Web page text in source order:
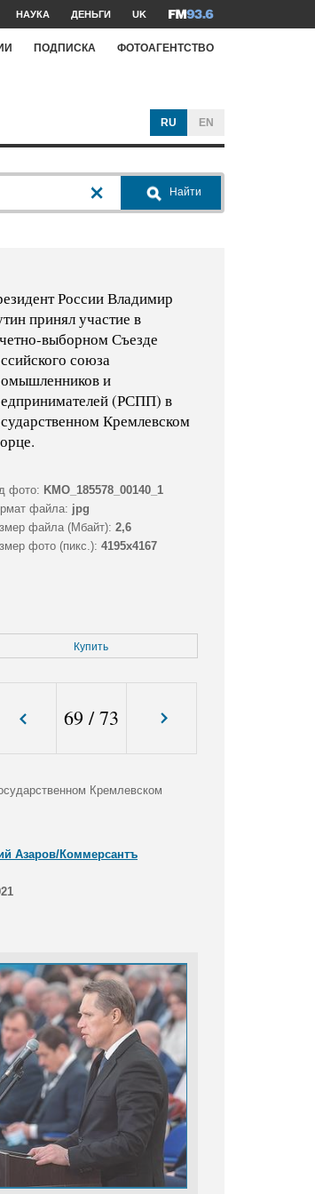
НАУКА ДЕНЬГИ UK
ПОДПИСКА ФОТОАГЕНТСТВО
RU EN
Найти
России Владимир
принял участие в
выборном Съезде
союза
и
(РСПП) в
Кремлевском
фото: KMO_185578_00140_1
файла: jpg
файла (Мбайт): 2,6
фото (пикс.): 4195x4167
Купить
69 /73
Кремлевском
Азаров/Коммерсантъ